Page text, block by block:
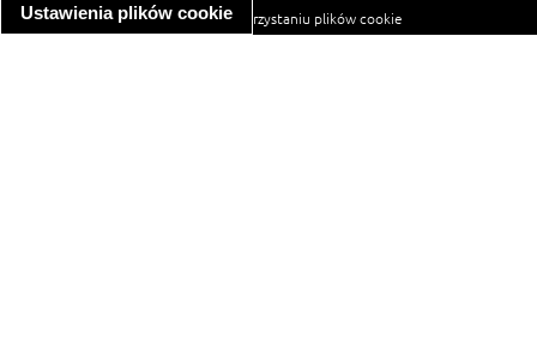
Ustawienia plików cookieinformacja o wykorzystaniu plików cookie